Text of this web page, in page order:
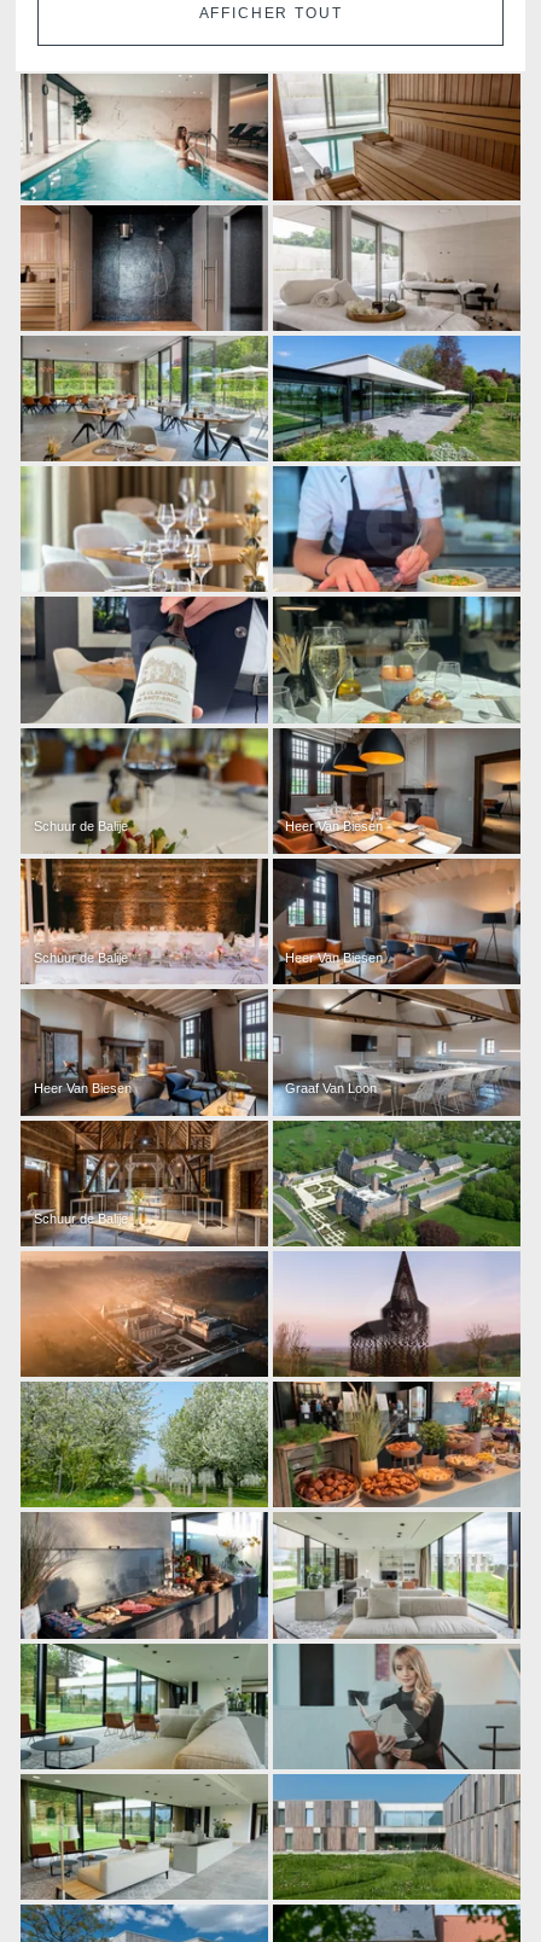
AFFICHER TOUT
Schuur de Balije Heer Van Biesen
Schuur de Balije Heer Van Biesen
Heer Van Biesen Graaf Van Loon
Schuur de Balije